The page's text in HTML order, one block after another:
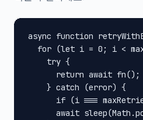
async function
for (let i = 0; i <
    try {
      return await fn();
    } catch (error) {
if (i ===
await